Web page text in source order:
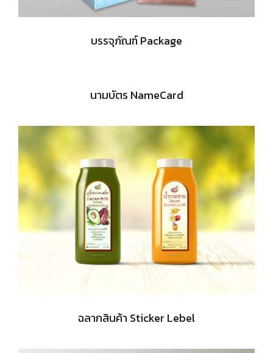
บรรจุภัณฑ์ Package
นามบัตร NameCard
ฉลากสินค้า Sticker Lebel